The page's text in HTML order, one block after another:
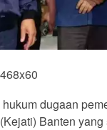
dugaan
Banten